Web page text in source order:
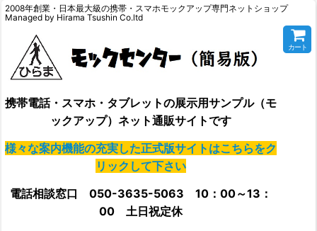
2008年創業・日本最大級の携帯・スマホモックアップ専門ネットショップ
Managed by Hirama Tsushin Co.ltd
携帯電話・スマホ・タブレットの展示用サンプル（モ
ックアップ）ネット通販サイトです
様々な案内機能の充実した正式版サイトはこちらをク
リックして下さい
電話相談窓口 050-3635-5063 10：00～13：
00 土日祝定休
カート